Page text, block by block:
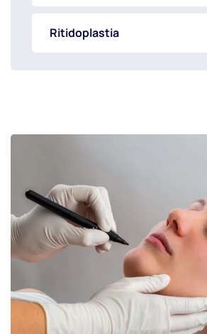
Ritidoplastia